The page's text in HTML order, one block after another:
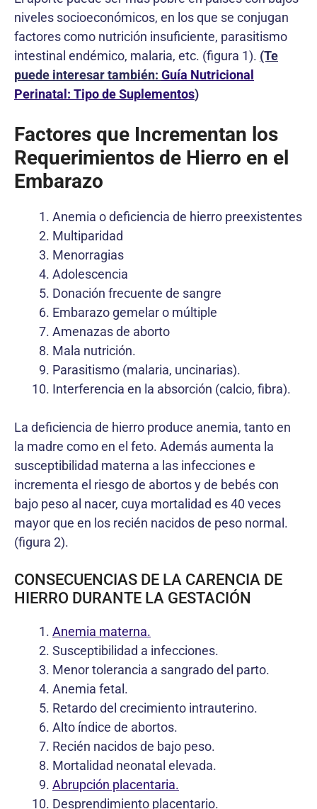
niveles socioeconómicos, en los que se conjugan
factores como nutrición insuficiente, parasitismo
intestinal endémico, malaria, etc. (figura 1). (Te
puede interesar también: Guía Nutricional
Perinatal: Tipo de Suplementos)
Factores que Incrementan los
Requerimientos de Hierro en el
Embarazo
Anemia o deficiencia de hierro preexistentes
Multiparidad
Menorragias
Adolescencia
Donación frecuente de sangre
Embarazo gemelar o múltiple
Amenazas de aborto
Mala nutrición.
Parasitismo (malaria, uncinarias).
Interferencia en la absorción (calcio, fibra).
La deficiencia de hierro produce anemia, tanto en
la madre como en el feto. Además aumenta la
susceptibilidad materna a las infecciones e
incrementa el riesgo de abortos y de bebés con
bajo peso al nacer, cuya mortalidad es 40 veces
mayor que en los recién nacidos de peso normal.
(figura 2).
CONSECUENCIAS DE LA CARENCIA DE
HIERRO DURANTE LA GESTACIÓN
Anemia materna.
Susceptibilidad a infecciones.
Menor tolerancia a sangrado del parto.
Anemia fetal.
Retardo del crecimiento intrauterino.
Alto índice de abortos.
Recién nacidos de bajo peso.
Mortalidad neonatal elevada.
Abrupción placentaria.
Desprendimiento placentario.